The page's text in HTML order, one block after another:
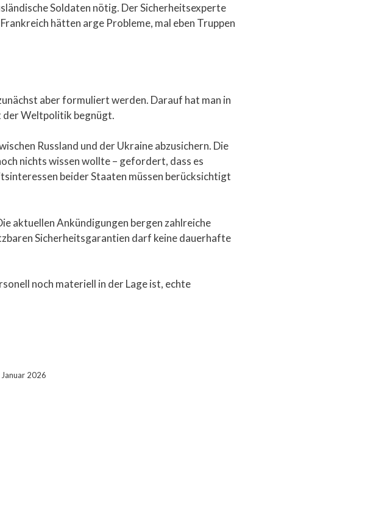
Soldaten nötig. Der Sicherheitsexperte
hätten arge Probleme, mal eben Truppen
aber formuliert werden. Darauf hat man in
der Weltpolitik begnügt.
Russland und der Ukraine abzusichern. Die
nichts wissen wollte – gefordert, dass es
beider Staaten müssen berücksichtigt
aktuellen Ankündigungen bergen zahlreiche
Sicherheitsgarantien darf keine dauerhafte
noch materiell in der Lage ist, echte
2026